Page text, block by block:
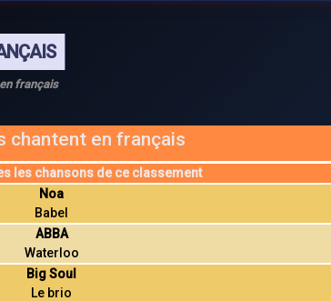
français
chantent en français
les chansons de ce classement
Noa
Babel
ABBA
Waterloo
Big Soul
Le brio